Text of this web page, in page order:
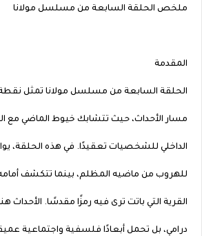
ملخص الحلقة السابعة من مسلسل مولانا
المقدمة
الحلقة السابعة من مسلسل مولانا تمثل
مسار الأحداث، حيث تتشابك خيوط الماضي مع
الداخلي للشخصيات تعقيدًا. في هذه الحلقة،
للهروب من ماضيه المظلم، بينما تتكشف
القرية التي باتت ترى فيه رمزًا مقدسًا.
درامي، بل تحمل أبعادًا فلسفية واجتماعية